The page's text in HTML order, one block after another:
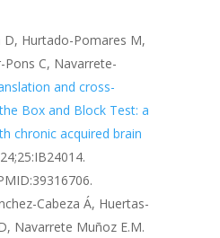
D, Hurtado-Pomares M,
Pons C, Navarrete-
and cross-
Box and Block Test: a
chronic acquired brain
Cabeza Á, Huertas-
Navarrete Muñoz E.M.